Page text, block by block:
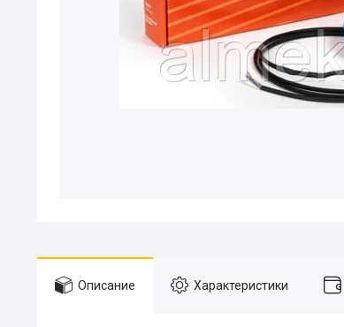
Описание Характеристики